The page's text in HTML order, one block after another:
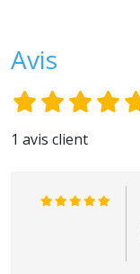
Avis
1 avis client